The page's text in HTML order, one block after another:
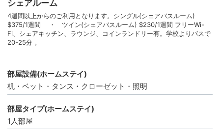
シェアルーム
4週間以上からのご利用となります。シングル(シェアバスルーム)
$375/1週間 ・ ツイン(シェアバスルーム) $230/1週間 フリーWi-
Fi、シェアキッチン、ラウンジ、コインランドリー有。学校よりバスで
20-25分 。
部屋設備(ホームステイ)
机・ベット・タンス・クローゼット・照明
部屋タイプ(ホームステイ)
1人部屋